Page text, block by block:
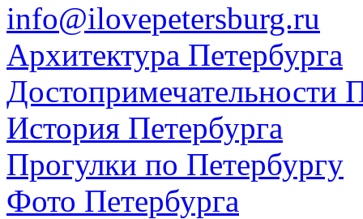
info@ilovepetersburg.ru
Архитектура Петербурга
Достопримечательности
История Петербурга
Прогулки по Петербургу
Фото Петербурга